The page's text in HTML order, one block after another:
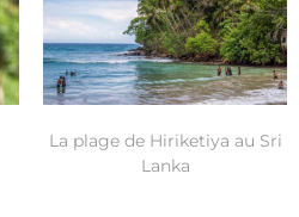
La plage de Hiriketiya au Sri
Lanka